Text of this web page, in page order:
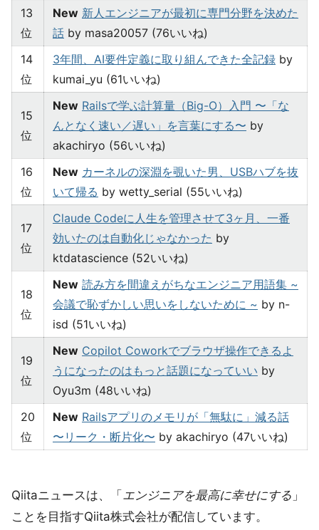
13
位
New 新人エンジニアが最初に専門分野を決めた
話 by masa20057 (76いいね)
14
位
3年間、AI要件定義に取り組んできた全記録 by
kumai_yu (61いいね)
15
位
New Railsで学ぶ計算量（Big-O）入門 〜「な
んとなく速い／遅い」を言葉にする〜 by
akachiryo (56いいね)
16
位
New カーネルの深淵を覗いた男、USBハブを抜
いて帰る by wetty_serial (55いいね)
17
位
Claude Codeに人生を管理させて3ヶ月、一番
効いたのは自動化じゃなかった by
ktdatascience (52いいね)
18
位
New 読み方を間違えがちなエンジニア用語集 ~
会議で恥ずかしい思いをしないために ~ by n-
isd (51いいね)
19
位
New Copilot Coworkでブラウザ操作できるよ
うになったのはもっと話題になっていい by
Oyu3m (48いいね)
20
位
New Railsアプリのメモリが「無駄に」減る話
〜リーク・断片化〜 by akachiryo (47いいね)
Qiitaニュースは、「 エンジニアを最高に幸せにする 」
ことを目指すQiita株式会社が配信しています。